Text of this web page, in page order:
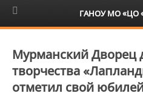
6+
Мурманский Дворец
творчества
отметил свой
ГАНОУ МО «ЦО